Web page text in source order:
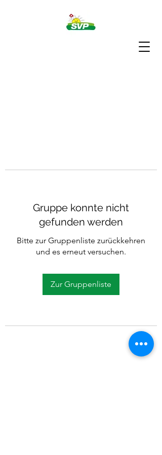
Gruppe konnte nicht
gefunden werden
Bitte zur Gruppenliste zurückkehren
und es erneut versuchen.
Zur Gruppenliste